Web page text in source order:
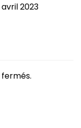
2023